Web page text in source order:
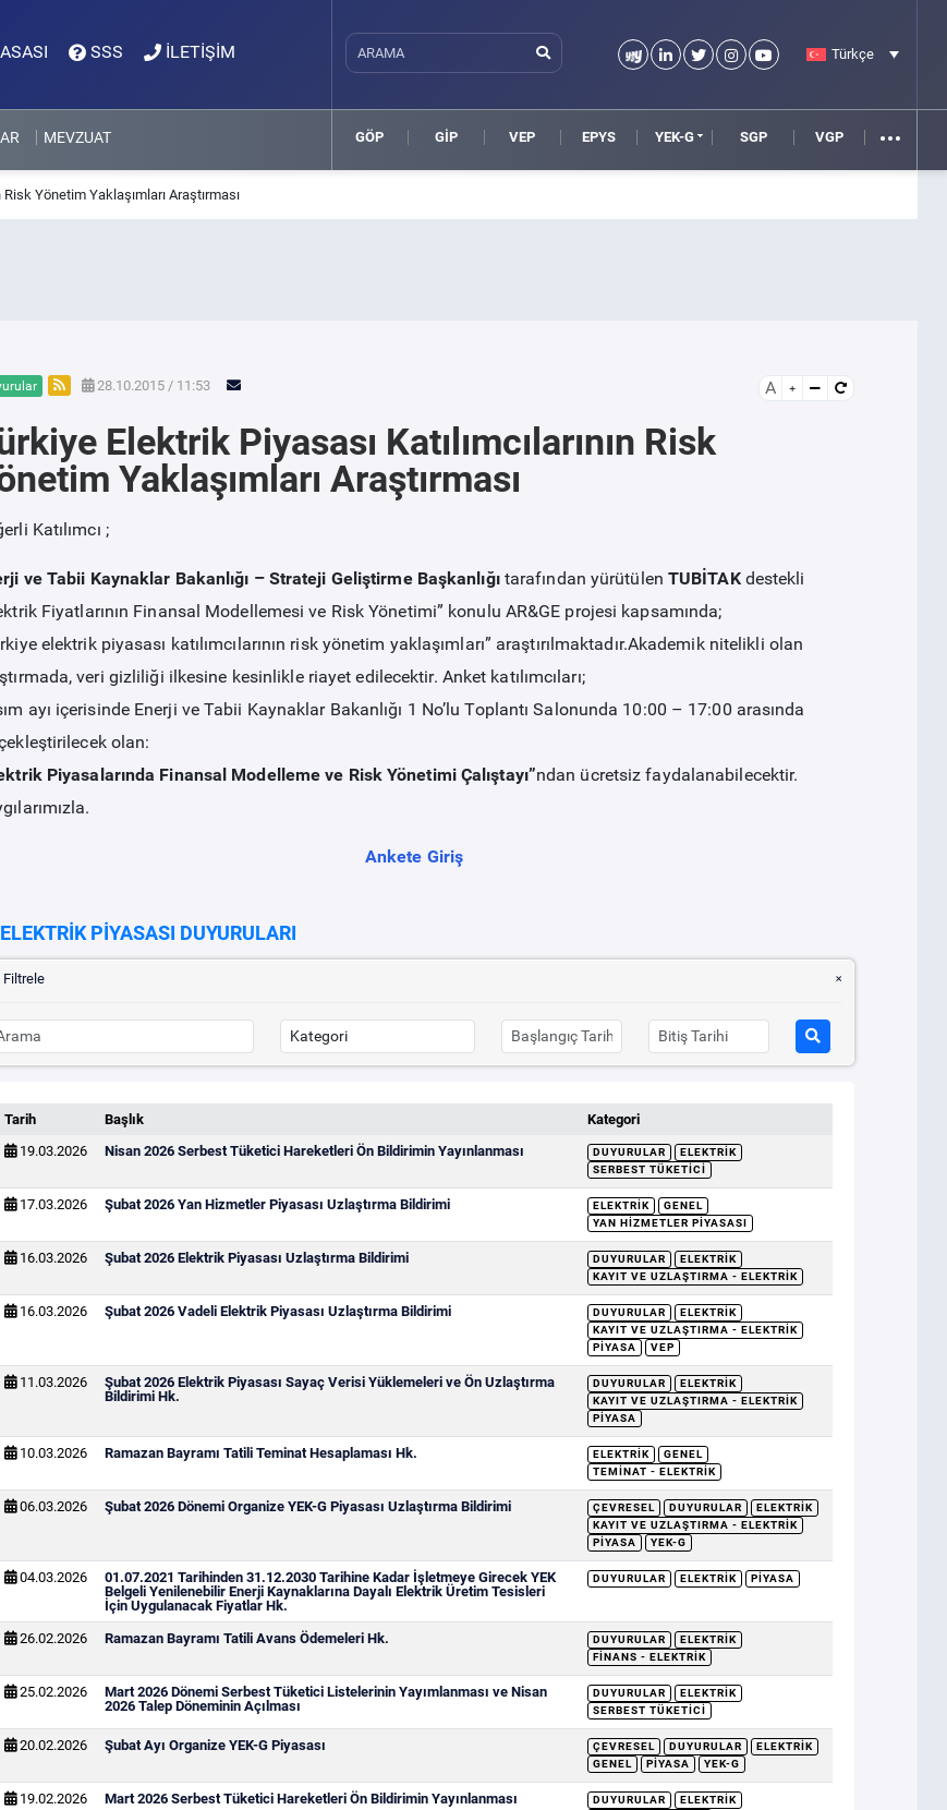
SSS İLETİŞİM Türkçe
MEVZUAT GÖP GİP VEP EPYS YEK-G SGP VGP
Risk Yönetim Yaklaşımları Araştırması
28.10.2015 / 11:53 A
Elektrik Piyasası Katılımcılarının Risk
Yaklaşımları Araştırması
Katılımcı ;
ve Tabii Kaynaklar Bakanlığı – Strateji Geliştirme Başkanlığıtarafından yürütülen TUBİTAKdestekli
Fiyatlarının Finansal Modellemesi ve Risk Yönetimi” konulu AR&GE projesi kapsamında;
elektrik piyasası katılımcılarının risk yönetim yaklaşımları” araştırılmaktadır.Akademik nitelikli olan
veri gizliliği ilkesine kesinlikle riayet edilecektir. Anket katılımcıları;
ayı içerisinde Enerji ve Tabii Kaynaklar Bakanlığı 1 No’lu Toplantı Salonunda 10:00 – 17:00 arasında
olan:
Piyasalarında Finansal Modelleme ve Risk Yönetimi Çalıştayı”ndan ücretsiz faydalanabilecektir.
Ankete Giriş
PİYASASI DUYURULARI
Filtrele
Tarih Başlık
Kategori
19.03.2026
Nisan 2026 Serbest Tüketici Hareketleri Ön Bildirimin Yayınlanması DUYURULAR
ELEKTRIK
SERBEST TÜKETICI
17.03.2026 Şubat 2026 Yan Hizmetler Piyasası Uzlaştırma Bildirimi ELEKTRIK
GENEL
YAN HIZMETLER PIYASASI
16.03.2026 Şubat 2026 Elektrik Piyasası Uzlaştırma Bildirimi DUYURULAR
ELEKTRIK
KAYIT VE UZLAŞTIRMA - ELEKTRIK
16.03.2026 Şubat 2026 Vadeli Elektrik Piyasası Uzlaştırma Bildirimi DUYURULAR
ELEKTRIK
KAYIT VE UZLAŞTIRMA - ELEKTRIK
PIYASA
VEP
11.03.2026
Şubat 2026 Elektrik Piyasası Sayaç Verisi Yüklemeleri ve Ön Uzlaştırma
Bildirimi Hk.
DUYURULAR
ELEKTRIK
KAYIT VE UZLAŞTIRMA - ELEKTRIK
PIYASA
10.03.2026 Ramazan Bayramı Tatili Teminat Hesaplaması Hk. ELEKTRIK
GENEL
TEMINAT - ELEKTRIK
06.03.2026 Şubat 2026 Dönemi Organize YEK-G Piyasası Uzlaştırma Bildirimi ÇEVRESEL DUYURULAR
ELEKTRIK
KAYIT VE UZLAŞTIRMA - ELEKTRIK
PIYASA
YEK-G
04.03.2026
01.07.2021 Tarihinden 31.12.2030 Tarihine Kadar İşletmeye Girecek YEK
Belgeli Yenilenebilir Enerji Kaynaklarına Dayalı Elektrik Üretim Tesisleri
İçin Uygulanacak Fiyatlar Hk.
DUYURULAR ELEKTRIK PIYASA
26.02.2026 Ramazan Bayramı Tatili Avans Ödemeleri Hk. DUYURULAR
ELEKTRIK
FINANS - ELEKTRIK
25.02.2026
Mart 2026 Dönemi Serbest Tüketici Listelerinin Yayımlanması ve Nisan
2026 Talep Döneminin Açılması
DUYURULAR
ELEKTRIK
SERBEST TÜKETICI
20.02.2026 Şubat Ayı Organize YEK-G Piyasası ÇEVRESEL DUYURULAR
ELEKTRIK
GENEL
PIYASA YEK-G
19.02.2026 Mart 2026 Serbest Tüketici Hareketleri Ön Bildirimin Yayınlanması DUYURULAR
ELEKTRIK